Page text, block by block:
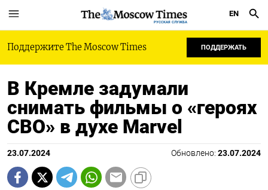
РУССКАЯ СЛУЖБА
EN
Поддержите The Moscow Times ПОДДЕРЖАТЬ
В Кремле задумали
снимать фильмы о «героях
СВО» в духе Marvel
23.07.2024 Обновлено: 23.07.2024